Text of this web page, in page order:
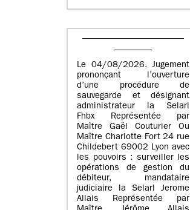
Le 04/08/2026. Jugement
prononçant l’ouverture
d’une procédure de
sauvegarde et désignant
administrateur la Selarl
Fhbx Représentée par
Maître Gaël Couturier Ou
Maître Charlotte Fort 24 rue
Childebert 69002 Lyon avec
les pouvoirs : surveiller les
opérations de gestion du
débiteur, mandataire
judiciaire la Selarl Jerome
Allais Représentée par